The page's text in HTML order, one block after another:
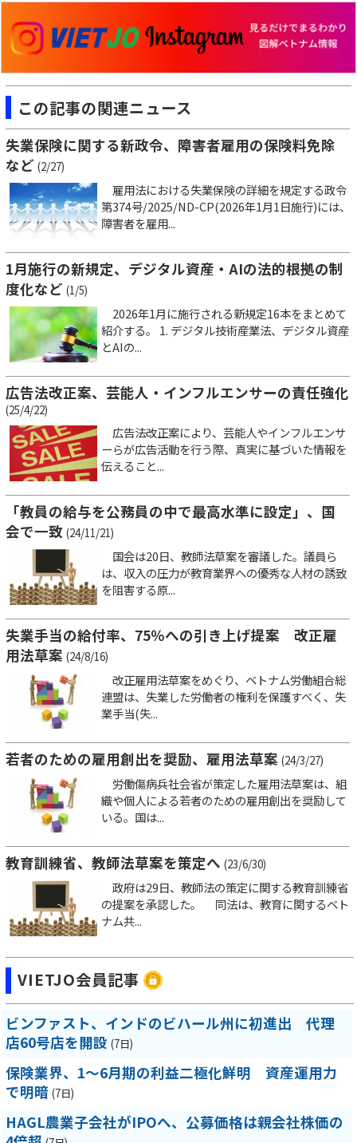
この記事の関連ニュース
失業保険に関する新政令、障害者雇用の保険料免除
など (2/27)
雇用法における失業保険の詳細を規定する政令
第374号/2025/ND-CP(2026年1月1日施行)には、
障害者を雇用...
1月施行の新規定、デジタル資産・AIの法的根拠の制
度化など (1/5)
2026年1月に施行される新規定16本をまとめて
紹介する。 1. デジタル技術産業法、デジタル資産
とAIの...
広告法改正案、芸能人・インフルエンサーの責任強化
(25/4/22)
広告法改正案により、芸能人やインフルエンサ
ーらが広告活動を行う際、真実に基づいた情報を
伝えること...
「教員の給与を公務員の中で最高水準に設定」、国
会で一致 (24/11/21)
国会は20日、教師法草案を審議した。議員ら
は、収入の圧力が教育業界への優秀な人材の誘致
を阻害する原...
失業手当の給付率、75％への引き上げ提案 改正雇
用法草案 (24/8/16)
改正雇用法草案をめぐり、ベトナム労働組合総
連盟は、失業した労働者の権利を保護すべく、失
業手当(失...
若者のための雇用創出を奨励、雇用法草案 (24/3/27)
労働傷病兵社会省が策定した雇用法草案は、組
織や個人による若者のための雇用創出を奨励して
いる。国は...
教育訓練省、教師法草案を策定へ (23/6/30)
政府は29日、教師法の策定に関する教育訓練省
の提案を承認した。 同法は、教育に関するベト
ナム共...
VIETJO会員記事
ビンファスト、インドのビハール州に初進出 代理
店60号店を開設 (7日)
保険業界、1～6月期の利益二極化鮮明 資産運用力
で明暗 (7日)
HAGL農業子会社がIPOへ、公募価格は親会社株価の